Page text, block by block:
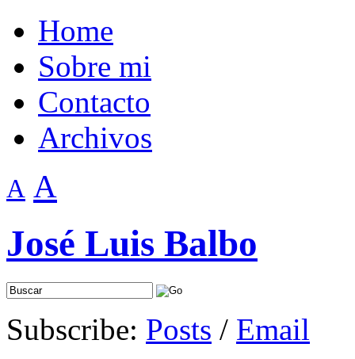
Home
Sobre mi
Contacto
Archivos
A A
José Luis Balbo
Subscribe: Posts / Email